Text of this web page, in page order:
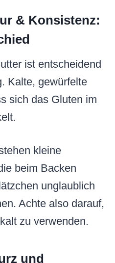
& Konsistenz:
ist entscheidend
Kalte, gewürfelte
sich das Gluten im
kleine
beim Backen
unglaublich
Achte also darauf,
zu verwenden.
und